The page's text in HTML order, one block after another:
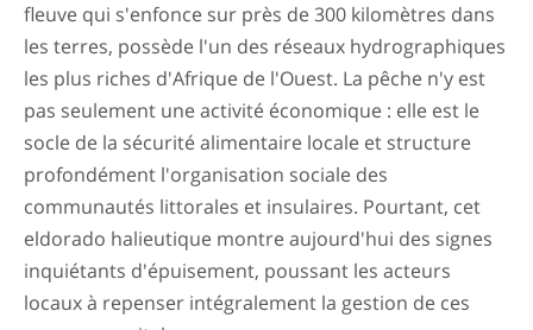
fleuve qui s'enfonce sur près de 300 kilomètres dans
les terres, possède l'un des réseaux hydrographiques
les plus riches d'Afrique de l'Ouest. La pêche n'y est
pas seulement une activité économique : elle est le
socle de la sécurité alimentaire locale et structure
profondément l'organisation sociale des
communautés littorales et insulaires. Pourtant, cet
eldorado halieutique montre aujourd'hui des signes
inquiétants d'épuisement, poussant les acteurs
locaux à repenser intégralement la gestion de ces